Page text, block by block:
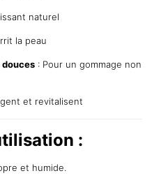
naturel
la peau
: Pour un gommage non
et revitalisent
:
et humide.